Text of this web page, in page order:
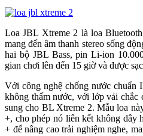
Loa JBL Xtreme 2 là loa
mang đến âm thanh stereo sống
hai bộ JBL Bass, pin Li-ion
gian chơi lên đến 15 giờ và được
Với công nghệ chống nước chuẩn
không thấm nước, với lớp vải chắc
sung cho BL Xtreme 2. Mẫu loa
+, cho phép nó liên kết không dây
+ để nâng cao trải nghiệm nghe,